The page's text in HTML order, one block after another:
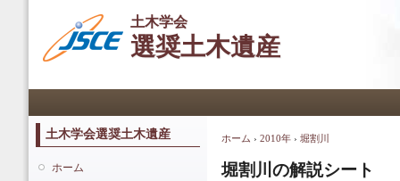
土木学会
選奨土木遺産
土木学会選奨土木遺産
ホーム
現在地
ホーム › 2010年 › 堀割川
堀割川の解説シート